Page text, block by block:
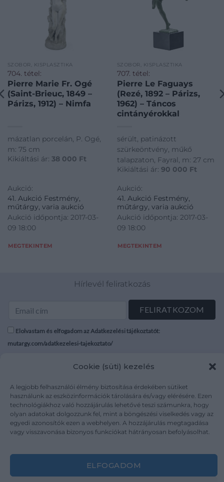
Cookie (süti) kezelés
A legjobb felhasználói élmény biztosítása érdekében sütiket
használunk az eszközinformációk tárolására és/vagy elérésére. Ezen
technológiákhoz való hozzájárulás lehetővé teszi számunkra, hogy
olyan adatokat dolgozzunk fel, mint a böngészési viselkedés vagy az
egyedi azonosítók ezen a webhelyen. A hozzájárulás megtagadása
vagy visszavonása bizonyos funkciókat hátrányosan befolyásolhat.
ELFOGADOM
SZOBOR, KISPLASZTIKA
704. tétel:
Pierre Marie Fr. Ogé
(Saint-Brieuc, 1849 –
Párizs, 1912) – Nimfa
mázatlan porcelán, P. Ogé,
m: 75 cm
Kikiáltási ár: 38 000 Ft
Aukció:
41. Aukció Festmény,
műtárgy, varia aukció
Aukció időpontja: 2017-03-
09 18:00
MEGTEKINTEM
SZOBOR, KISPLASZTIKA
707. tétel:
Pierre Le Faguays
(Rezé, 1892 – Párizs,
1962) – Táncos
cintányérokkal
sérült, patinázott
szürkeöntvény, műkő
talapzaton, Fayral, m: 27 cm
Kikiáltási ár: 90 000 Ft
Aukció:
41. Aukció Festmény,
műtárgy, varia aukció
Aukció időpontja: 2017-03-
09 18:00
MEGTEKINTEM
Hírlevél feliratkozás
Elolvastam és elfogadom az Adatkezelési tájékoztatót:
mutargy.com/adatkezelesi-tajekoztato/
Karrier
Kapcsolat
Áraink
Adatvédelem
Impresszum